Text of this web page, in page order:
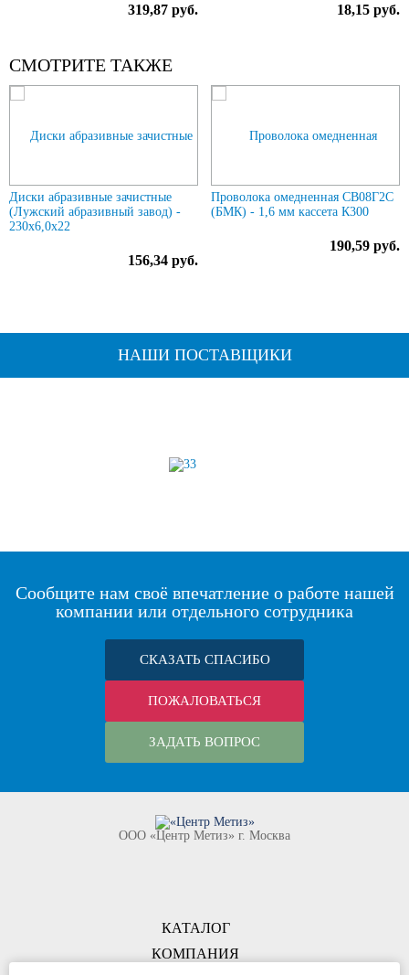
319,87 руб. 18,15 руб.
СМОТРИТЕ ТАКЖЕ
Previous
Диски абразивные зачистные
(Лужский абразивный завод) -
230х6,0х22
156,34 руб.
Проволока омедненная СВ08Г2С
(БМК) - 1,6 мм кассета К300
190,59 руб.
НАШИ ПОСТАВЩИКИ
Сообщите нам своё впечатление о работе нашей
компании или отдельного сотрудника
СКАЗАТЬ СПАСИБО
ПОЖАЛОВАТЬСЯ
ЗАДАТЬ ВОПРОС
КОМПАНИЯ
ООО «Центр Метиз» г. Москва
КАТАЛОГ